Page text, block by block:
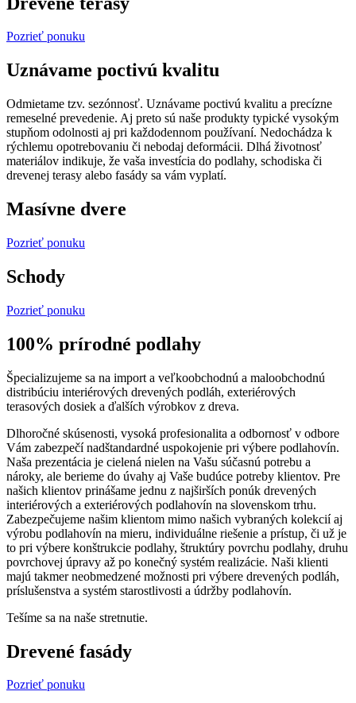
Pozrieť ponuku
Uznávame poctivú kvalitu
Odmietame tzv. sezónnosť. Uznávame poctivú kvalitu a precízne
remeselné prevedenie. Aj preto sú naše produkty typické vysokým
stupňom odolnosti aj pri každodennom používaní. Nedochádza k
rýchlemu opotrebovaniu či nebodaj deformácii. Dlhá životnosť
materiálov indikuje, že vaša investícia do podlahy, schodiska či
drevenej terasy alebo fasády sa vám vyplatí.
Masívne dvere
Pozrieť ponuku
Schody
Pozrieť ponuku
100% prírodné podlahy
Špecializujeme sa na import a veľkoobchodnú a maloobchodnú
distribúciu interiérových drevených podláh, exteriérových
terasových dosiek a ďalších výrobkov z dreva.
Dlhoročné skúsenosti, vysoká profesionalita a odbornosť v odbore
Vám zabezpečí nadštandardné uspokojenie pri výbere podlahovín.
Naša prezentácia je cielená nielen na Vašu súčasnú potrebu a
nároky, ale berieme do úvahy aj Vaše budúce potreby klientov. Pre
našich klientov prinášame jednu z najširších ponúk drevených
interiérových a exteriérových podlahovín na slovenskom trhu.
Zabezpečujeme našim klientom mimo našich vybraných kolekcií aj
výrobu podlahovín na mieru, individuálne riešenie a prístup, či už je
to pri výbere konštrukcie podlahy, štruktúry povrchu podlahy, druhu
povrchovej úpravy až po konečný systém realizácie. Naši klienti
majú takmer neobmedzené možnosti pri výbere drevených podláh,
príslušenstva a systém starostlivosti a údržby podlahovín.
Tešíme sa na naše stretnutie.
Drevené fasády
Pozrieť ponuku